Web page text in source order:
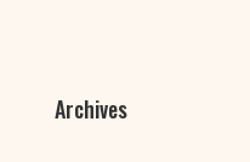
Archives